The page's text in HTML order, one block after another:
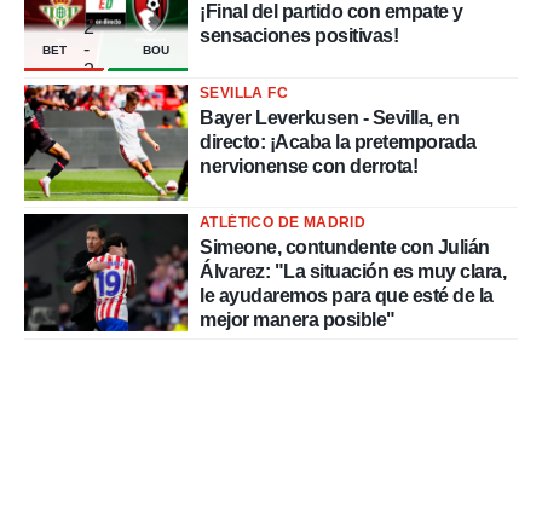
BET
2
-
2
BOU
¡Final del partido con empate y
sensaciones positivas!
SEVILLA FC
Bayer Leverkusen - Sevilla, en
directo: ¡Acaba la pretemporada
nervionense con derrota!
ATLÉTICO DE MADRID
Simeone, contundente con Julián
Álvarez: "La situación es muy clara,
le ayudaremos para que esté de la
mejor manera posible"